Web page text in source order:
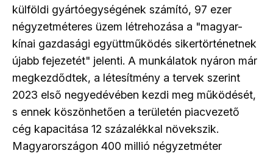
külföldi gyártóegységének számító, 97 ezer
négyzetméteres üzem létrehozása a "magyar-
kínai gazdasági együttműködés sikertörténetnek
újabb fejezetét" jelenti. A munkálatok nyáron már
megkezdődtek, a létesítmény a tervek szerint
2023 első negyedévében kezdi meg működését,
s ennek köszönhetően a területén piacvezető
cég kapacitása 12 százalékkal növekszik.
Magyarországon 400 millió négyzetméter